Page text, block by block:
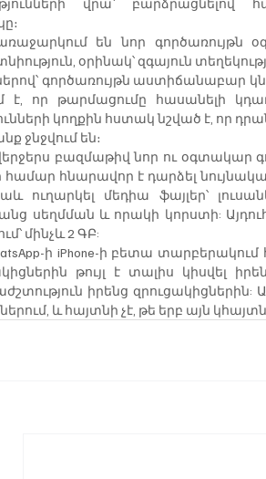
են նոր գործառույթն
օրինակ՝ զգայուն
գործառույթն աստիճանաբար
է, որ թարմացումը հասանելի
կողքին հստակ նշված է, որ
ջնջվում են։
բազմաթիվ նոր ու օգտակար
հնարավոր է դարձել
ուղարկել մեդիա ֆայլեր՝
սեղմման և որակի կորստի:
մինչև 2 ԳԲ:
ի iPhone-ի բետա տարբերակում
թույլ է տալիս կիսվել
իրենց զրուցակիցներին:
և հայտնի չէ, թե երբ այն